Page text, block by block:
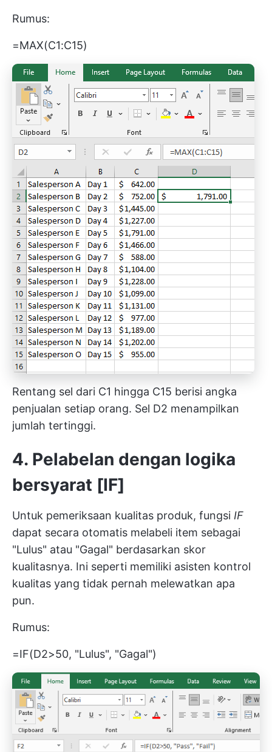
Rumus:
=MAX(C1:C15)
Rentang sel dari C1 hingga C15 berisi angka
penjualan setiap orang. Sel D2 menampilkan
jumlah tertinggi.
4. Pelabelan dengan logika
bersyarat [IF]
Untuk pemeriksaan kualitas produk, fungsi IF
dapat secara otomatis melabeli item sebagai
"Lulus" atau "Gagal" berdasarkan skor
kualitasnya. Ini seperti memiliki asisten kontrol
kualitas yang tidak pernah melewatkan apa
pun.
Rumus:
=IF(D2>50, "Lulus", "Gagal")